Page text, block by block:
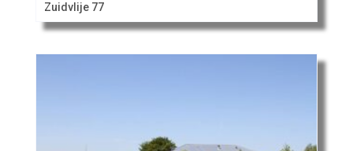
Zuidvlije 77